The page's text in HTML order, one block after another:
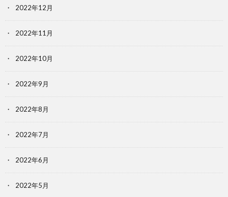
2022年12月
2022年11月
2022年10月
2022年9月
2022年8月
2022年7月
2022年6月
2022年5月